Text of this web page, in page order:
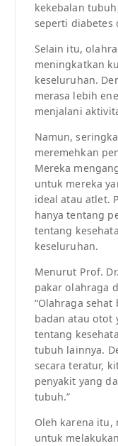
kekebalan
seperti diabetes
Selain itu,
meningkatkan
keseluruhan.
merasa lebih
menjalani
Namun,
meremehkan
Mereka
untuk mereka
ideal atau atlet.
hanya tentang
tentang
keseluruhan.
Menurut Prof.
pakar olahraga
“Olahraga
badan atau otot
tentang
tubuh lainnya.
secara teratur,
penyakit yang
tubuh.”
Oleh karena itu,
untuk